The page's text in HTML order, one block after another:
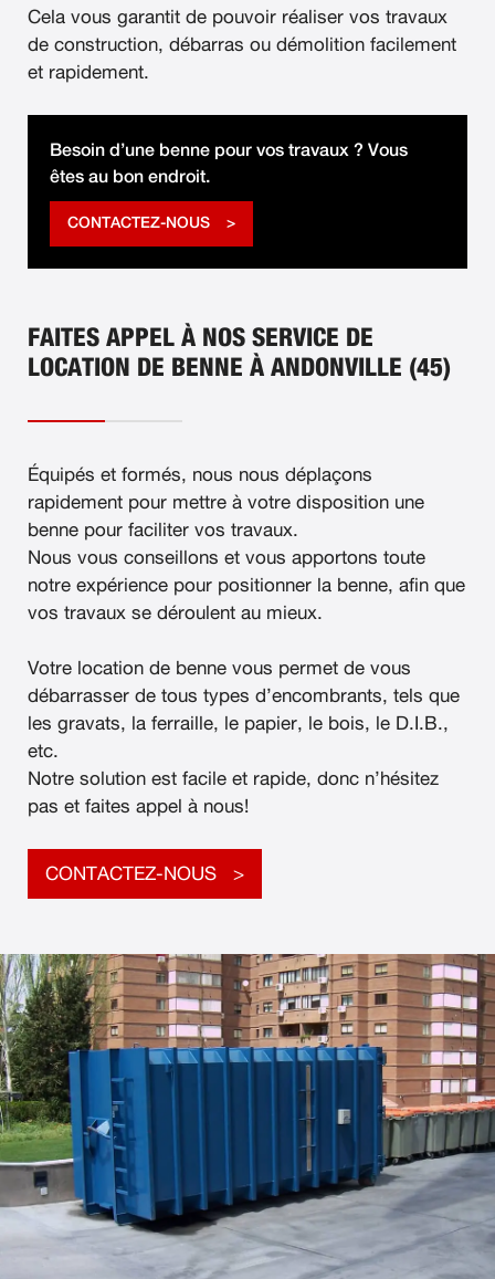
Cela vous garantit de pouvoir réaliser vos travaux
de construction, débarras ou démolition facilement
et rapidement.
Besoin d’une benne pour vos travaux ? Vous
êtes au bon endroit.
CONTACTEZ-NOUS
FAITES APPEL À NOS SERVICE DE
LOCATION DE BENNE À ANDONVILLE (45)
Équipés et formés, nous nous déplaçons
rapidement pour mettre à votre disposition une
benne pour faciliter vos travaux.
Nous vous conseillons et vous apportons toute
notre expérience pour positionner la benne, afin que
vos travaux se déroulent au mieux.
Votre location de benne vous permet de vous
débarrasser de tous types d’encombrants, tels que
les gravats, la ferraille, le papier, le bois, le D.I.B.,
etc.
Notre solution est facile et rapide, donc n’hésitez
pas et faites appel à nous!
CONTACTEZ-NOUS